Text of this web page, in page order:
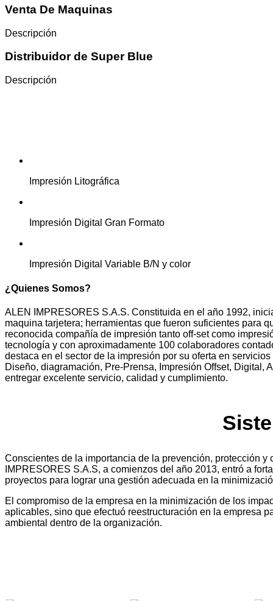
Venta De Maquinas
Descripción
Distribuidor de Super Blue
Descripción
Impresión Litográfica
Impresión Digital Gran Formato
Impresión Digital Variable B/N y color
¿Quienes Somos?
ALEN IMPRESORES S.A.S. Constituida en el año 1992,
maquina tarjetera; herramientas que fueron suficientes para
reconocida compañía de impresión tanto off-set como
tecnología y con aproximadamente 100 colaboradores
destaca en el sector de la impresión por su oferta en
Diseño, diagramación, Pre-Prensa, Impresión Offset,
entregar excelente servicio, calidad y cumplimiento.
Conscientes de la importancia de la prevención, protección
IMPRESORES S.A.S, a comienzos del año 2013, entró a
proyectos para lograr una gestión adecuada en la
El compromiso de la empresa en la minimización de los
aplicables, sino que efectuó reestructuración en la empresa
ambiental dentro de la organización.